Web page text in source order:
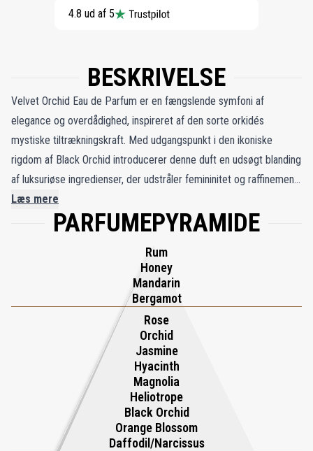
4.8 ud af 5
BESKRIVELSE
Velvet Orchid Eau de Parfum er en fængslende symfoni af
elegance og overdådighed, inspireret af den sorte orkidés
mystiske tiltrækningskraft. Med udgangspunkt i den ikoniske
rigdom af Black Orchid introducerer denne duft en udsøgt blanding
af luksuriøse ingredienser, der udstråler femininitet og raffinement.
Dens varme og omsluttende rejse begynder med dristige
blomsternoter, sømløst sammenflettet med honningens lækre
indbydende aroma. Mens de træagtige og krydrede nuancer af
originalen giver efter for et delikat blomsterslør, afslører Velvet
Orchid en blødere, ultrafeminin karakter, der fortryller sanserne.
Det fremkalder billedet af rislende sort silke, der flyder ubesværet
på baggrund af slanke, marmorerede orkideer, der inkarnerer
sofistikeret og tidløs tiltrækning. Indkapslet i sin elegante flaske
løfter Velvet Orchid arven fra Black Orchid og præsenterer en
fascinerende duft, der er både flydende og tekstureret - et sandt
bevis på uhæmmet luksus og forførende charme.
Læs mere
PARFUMEPYRAMIDE
Rum
Honey
Mandarin
Bergamot
Rose
Orchid
Jasmine
Hyacinth
Magnolia
Heliotrope
Black Orchid
Orange Blossom
Daffodil/Narcissus